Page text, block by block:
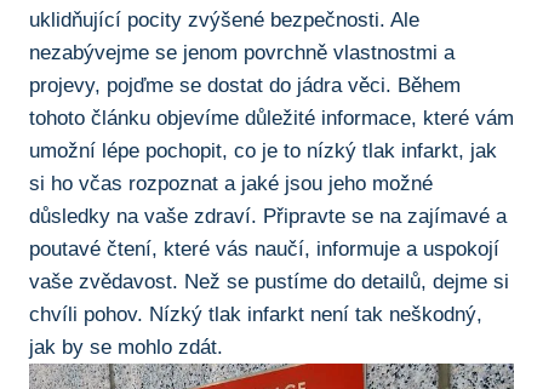
uklidňující pocity zvýšené bezpečnosti. Ale
nezabývejme se jenom povrchně ⁣vlastnostmi a
projevy, pojďme ⁢se dostat⁣ do jádra věci. Během
⁢tohoto článku objevíme důležité informace, které vám
umožní lépe ⁣pochopit, co je to nízký tlak infarkt, ‍jak ​
si ho včas rozpoznat a jaké jsou​ jeho možné
důsledky na vaše zdraví. Připravte se ⁣na⁢ zajímavé a
poutavé ⁣čtení,‍ které vás naučí, informuje a uspokojí
vaše zvědavost. Než ‍se pustíme do detailů, dejme si
​chvíli ⁤pohov. Nízký tlak infarkt není tak neškodný,
jak by ⁣se mohlo zdát.